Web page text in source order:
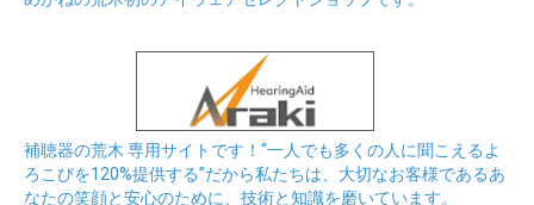
補聴器の荒木 専用サイトです！“一人でも多くの人に聞こえるよ
ろこびを120%提供する”だから私たちは、大切なお客様であるあ
なたの笑顔と安心のために、技術と知識を磨いています。